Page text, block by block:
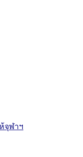
จุฬาฯ